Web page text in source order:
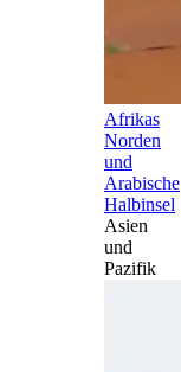
Afrikas
Norden
und
Arabische
Halbinsel
Asien
und
Pazifik